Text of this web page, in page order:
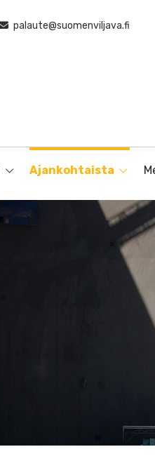
palaute@suomenviljava.fi
Ajankohtaista